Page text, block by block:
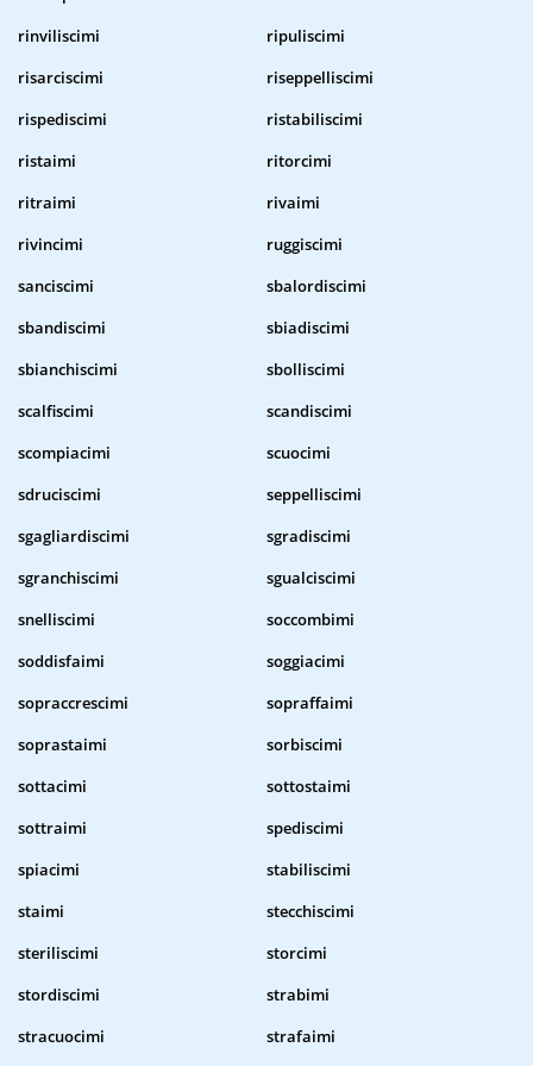
rinviliscimi
ripuliscimi
risarciscimi
riseppelliscimi
rispediscimi
ristabiliscimi
ristaimi
ritorcimi
ritraimi
rivaimi
rivincimi
ruggiscimi
sanciscimi
sbalordiscimi
sbandiscimi
sbiadiscimi
sbianchiscimi
sbolliscimi
scalfiscimi
scandiscimi
scompiacimi
scuocimi
sdruciscimi
seppelliscimi
sgagliardiscimi
sgradiscimi
sgranchiscimi
sgualciscimi
snelliscimi
soccombimi
soddisfaimi
soggiacimi
sopraccrescimi
sopraffaimi
soprastaimi
sorbiscimi
sottacimi
sottostaimi
sottraimi
spediscimi
spiacimi
stabiliscimi
staimi
stecchiscimi
steriliscimi
storcimi
stordiscimi
strabimi
stracuocimi
strafaimi